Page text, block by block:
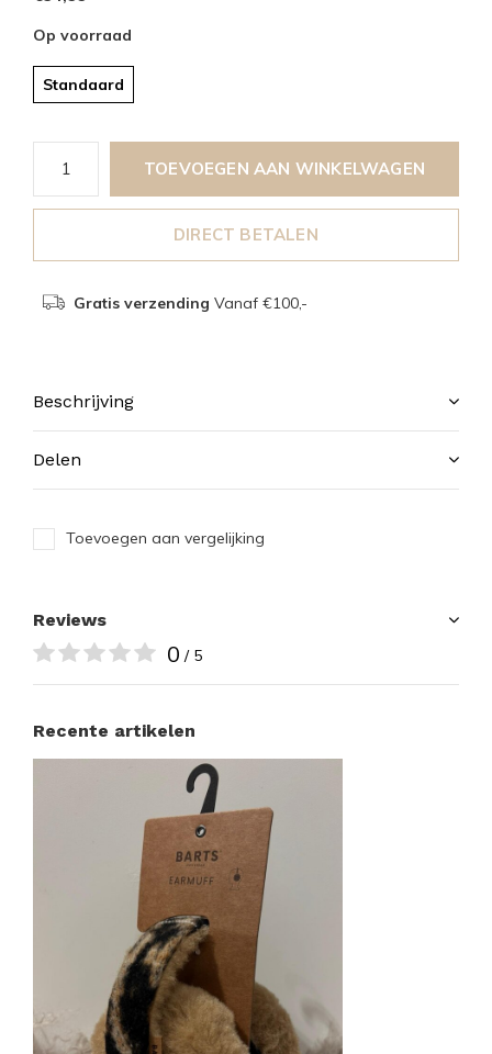
Op voorraad
Standaard
TOEVOEGEN AAN WINKELWAGEN
DIRECT BETALEN
Gratis verzending Vanaf €100,-
Beschrijving
Delen
Toevoegen aan vergelijking
Reviews
0 / 5
Recente artikelen